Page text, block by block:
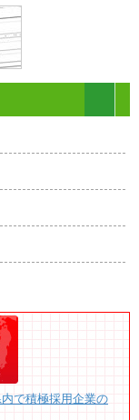
で積極採用企業の